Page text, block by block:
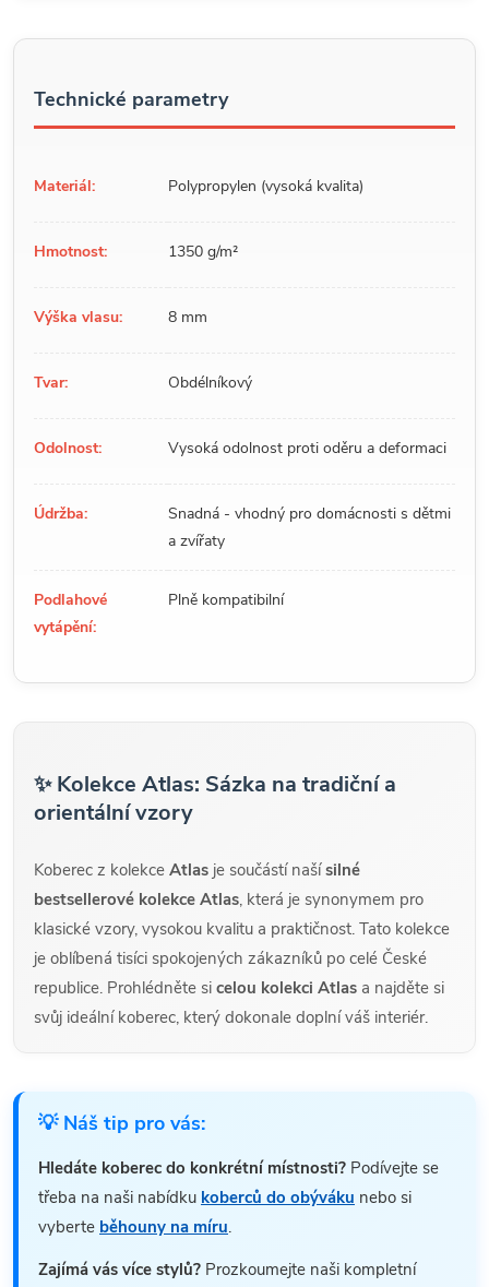
Technické parametry
Materiál: Polypropylen (vysoká kvalita)
Hmotnost: 1350 g/m²
Výška vlasu: 8 mm
Tvar: Obdélníkový
Odolnost: Vysoká odolnost proti oděru a deformaci
Údržba:
Snadná - vhodný pro domácnosti s dětmi
a zvířaty
Podlahové
vytápění:
Plně kompatibilní
✨ Kolekce Atlas: Sázka na tradiční a
orientální vzory
Koberec z kolekce Atlas je součástí našísilné
bestsellerové kolekce Atlas, která je synonymem pro
klasické vzory, vysokou kvalitu a praktičnost. Tato kolekce
je oblíbená tisíci spokojených zákazníků po celé České
republice. Prohlédněte si celou kolekci Atlas a najděte si
svůj ideální koberec, který dokonale doplní váš interiér.
💡 Náš tip pro vás:
Hledáte koberec do konkrétní místnosti? Podívejte se
třeba na naši nabídku koberců do obýváku nebo si
vyberte běhouny na míru.
Zajímá vás více stylů? Prozkoumejte naši kompletní